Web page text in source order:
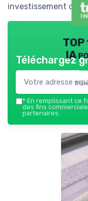
investissement des
TOP
IA
Téléchargez
* En remplissant ce
des fins
partenaires.